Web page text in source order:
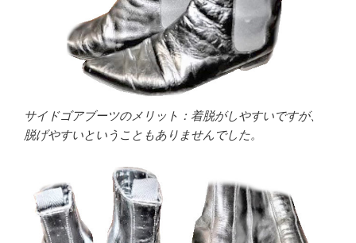
サイドゴアブーツのメリット：着脱がしやすいですが、
脱げやすいということもありませんでした。